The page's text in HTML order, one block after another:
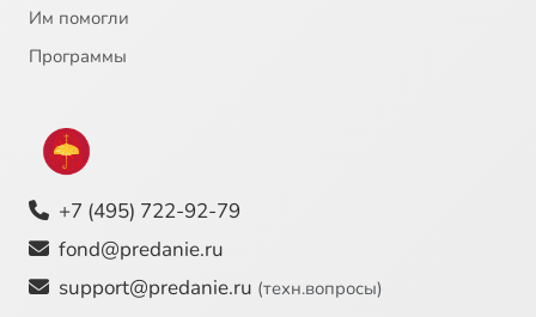
Им помогли
Программы
+7 (495) 722-92-79
fond@predanie.ru
support@predanie.ru (техн.вопросы)